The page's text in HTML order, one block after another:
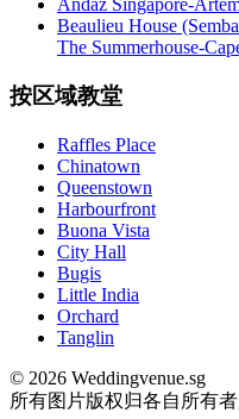
Andaz Singapore-
Beaulieu House
The Summerhouse-
按区域教堂
Raffles Place
Chinatown
Queenstown
Harbourfront
Buona Vista
City Hall
Bugis
Little India
Orchard
Tanglin
© 2026 Weddingvenue.sg
所有图片版权归各自所有